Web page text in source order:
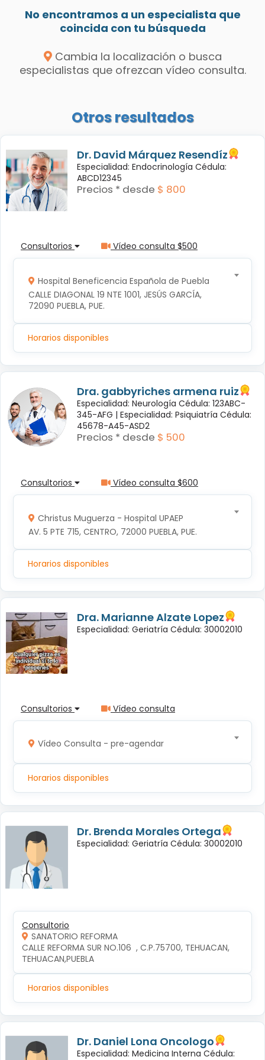
No encontramos a un especialista que
coincida con tu búsqueda
Cambia la localización o busca
especialistas que ofrezcan vídeo consulta.
Otros resultados
Dr. David Márquez Resendíz
Especialidad: Endocrinología Cédula:
ABCD12345
Precios * desde $ 800
Consultorios Vídeo consulta $500
Hospital Beneficencia Española de Puebla
CALLE DIAGONAL 19 NTE 1001, JESÚS GARCÍA,
72090 PUEBLA, PUE.
Horarios disponibles
Dra. gabbyriches armena ruiz
Especialidad: Neurología Cédula: 123ABC-
345-AFG | Especialidad: Psiquiatría Cédula:
45678-A45-ASD2
Precios * desde $ 500
Consultorios Vídeo consulta $600
Christus Muguerza - Hospital UPAEP
AV. 5 PTE 715, CENTRO, 72000 PUEBLA, PUE.
Horarios disponibles
Dra. Marianne Alzate Lopez
Especialidad: Geriatría Cédula: 30002010
Consultorios Vídeo consulta
Vídeo Consulta - pre-agendar
Horarios disponibles
Dr. Brenda Morales Ortega
Especialidad: Geriatría Cédula: 30002010
Consultorio
SANATORIO REFORMA
CALLE REFORMA SUR NO.106  , C.P.75700, TEHUACAN,
TEHUACAN,PUEBLA
Horarios disponibles
Dr. Daniel Lona Oncologo
Especialidad: Medicina Interna Cédula: